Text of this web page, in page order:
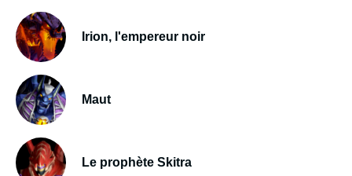
Irion, l'empereur noir
Maut
Le prophète Skitra